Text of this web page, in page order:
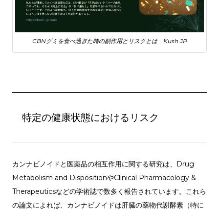
CBNグミを食べ過ぎた時の副作用とリスクとは Kush JP
特定の健康状態におけるリスク
カンナビノイドと医薬品の相互作用に関する研究は、Drug
Metabolism and DispositionやClinical Pharmacology &
Therapeuticsなどの学術誌で数多く報告されています。これら
の論文によれば、カンナビノイドは肝臓の薬物代謝酵素（特に